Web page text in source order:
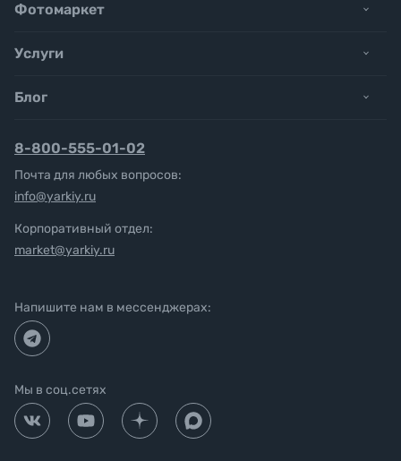
Фотомаркет
Услуги
Блог
8-800-555-01-02
Почта для любых вопросов:
info@yarkiy.ru
Корпоративный отдел:
market@yarkiy.ru
Напишите нам в мессенджерах:
Мы в соц.сетях